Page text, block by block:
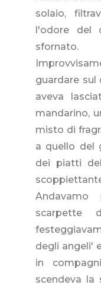
solaio,
l'odore del
sfornato.
guardare sul
aveva
mandarino,
misto di
a quello del
dei piatti
degli angeli'
in
scendeva la